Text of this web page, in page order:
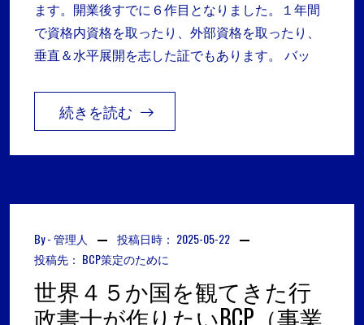
ます。開業後すでに６作目となりました。１年間
で資格内資格を取ったり、外部資格を取ったり、
垂直＆水平展開を志した証でもあります。 バッ
続きを読む
By -管理人 投稿日時： 2025-05-22
投稿先： BCP策定のために
世界４５か国を観てきた行
政書士が作りたいBCP（事業